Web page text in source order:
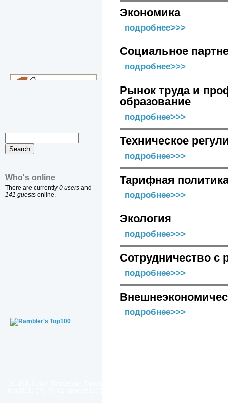
Who's online
There are currently 0 users and
141 guests online.
Экономика
подробнее>>>
Социальное
подробнее>>>
Рынок труда и
образование
подробнее>>>
Техническое
подробнее>>>
Тарифная
подробнее>>>
Экология
подробнее>>>
Сотрудничество с
подробнее>>>
подробнее>>>